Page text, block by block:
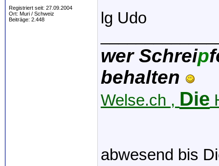
Registriert seit: 27.09.2004
Ort: Muri / Schweiz
Beiträge: 2.448
lg Udo
wer Schreip
behalten
Welse.ch , Die
abwesend bis